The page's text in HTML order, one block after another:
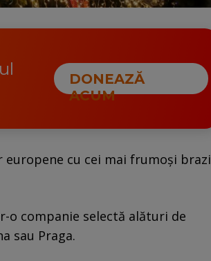
DONEAZĂ
ACUM
cu cei mai frumoşi brazi
o companie selectă alături de
sau Praga.